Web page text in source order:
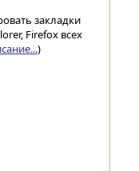
закладки
Firefox всех
)